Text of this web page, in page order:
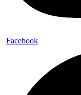
Facebook